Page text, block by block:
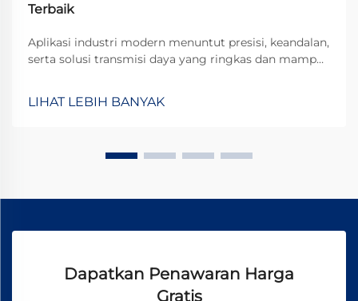
Terbaik
Aplikasi industri modern menuntut presisi, keandalan,
serta solusi transmisi daya yang ringkas dan mampu
teknik dalam teknologi transmisi daya.
LIHAT LEBIH BANYAK
Dapatkan Penawaran Harga
Gratis